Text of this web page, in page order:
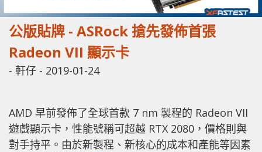
公版貼牌 - ASRock 搶先發佈首張
Radeon VII 顯示卡
- 軒仔 - 2019-01-24
AMD 早前發佈了全球首款 7 nm 製程的 Radeon VII
遊戲顯示卡，性能號稱可超越 RTX 2080，價格則與
對手持平。由於新製程、新核心的成本和產能等因素